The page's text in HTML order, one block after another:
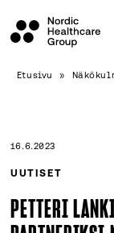
SiirryEtusivu »
16.6.2023
UUTISET
PETTERI